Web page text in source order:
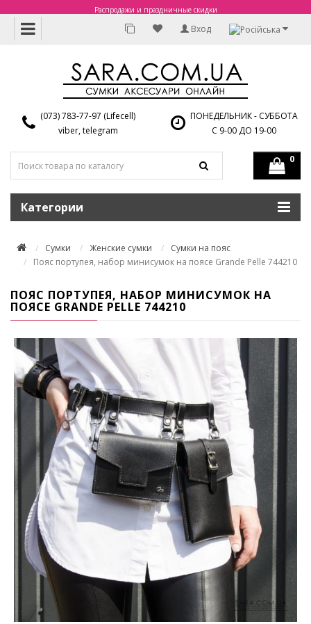
Распродажи и праздничные скидки
Вход
(073) 783-77-97 (Lifecell)
viber, telegram
ПОНЕДЕЛЬНИК - СУББОТА
С 9-00 ДО 19-00
0
Категории
Сумки Женские сумки
Сумки на пояс
Пояс портупея, набор минисумок на поясе Grande Pelle 744210
ПОЯС ПОРТУПЕЯ, НАБОР МИНИСУМОК НА
ПОЯСЕ GRANDE PELLE 744210